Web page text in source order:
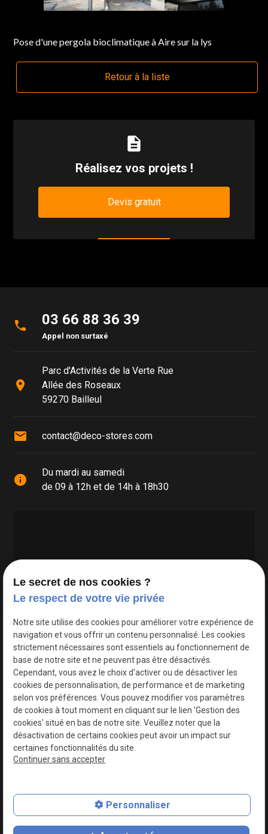
Pose d'une pergola bioclimatique à Aire sur la lys
Retour à la liste
description
Réalisez vos projets !
Devis gratuit
phone 03 66 88 36 39
Appel non surtaxé
place
Parc d'Activités de la Verte Rue
Allée des Roseaux
59270 Bailleul
mail contact@deco-stores.com
info
Du mardi au samedi
de 09 à 12h et de 14h à 18h30
Google Maps Search API est désactivé.
Plan du site
Mentions légales
Le secret de nos cookies ?
Le respect de votre vie privée
Notre site utilise des cookies pour améliorer votre expérience de
navigation et vous offrir un contenu personnalisé. Les cookies
strictement nécessaires sont essentiels au fonctionnement de
base de notre site et ne peuvent pas être désactivés.
Cependant, vous avez le choix d'activer ou de désactiver les
cookies de personnalisation, de performance et de marketing
selon vos préférences. Vous pouvez modifier vos paramètres
de cookies à tout moment en cliquant sur le lien 'Gestion des
cookies' situé en bas de notre site. Veuillez noter que la
désactivation de certains cookies peut avoir un impact sur
certaines fonctionnalités du site.
Continuer sans accepter
Personnaliser